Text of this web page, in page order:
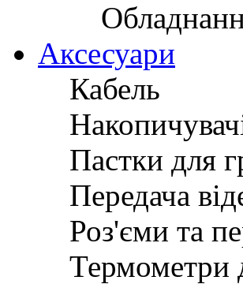
Аксесуари
Кабель
Пастки для
Передача
Роз'єми та
Термометри